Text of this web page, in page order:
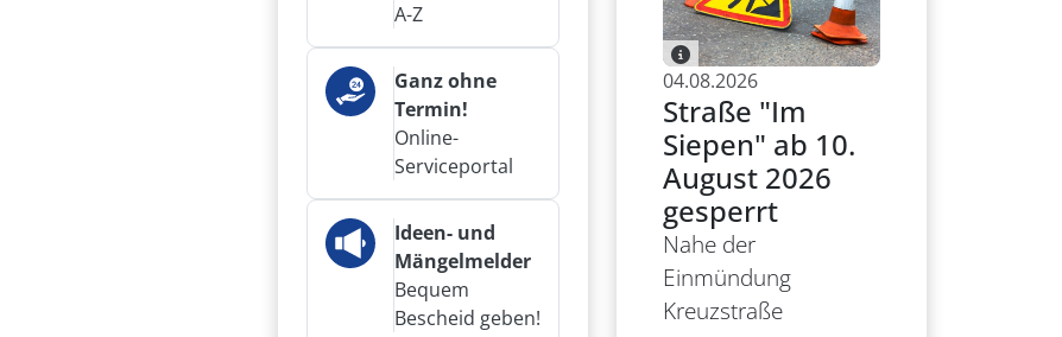
A-Z
Ganz ohne
Termin!
Online-
Serviceportal
Ideen- und
Mängelmelder
Bequem
Bescheid geben!
04.08.2026
Straße "Im
Siepen" ab 10.
August 2026
gesperrt
Nahe der
Einmündung
Kreuzstraße